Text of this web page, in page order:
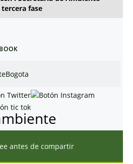
fase
antes de compartir